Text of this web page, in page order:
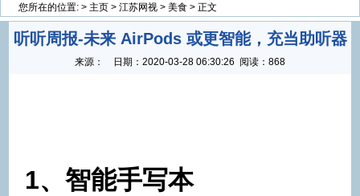
您所在的位置: > 主页 > 江苏网视 > 美食 > 正文
听听周报-未来 AirPods 或更智能，充当助听器
来源： 日期： 2020-03-28 06:30:26 阅读：868
1、智能手写本